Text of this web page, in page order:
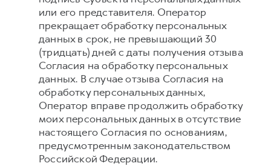
или его представителя. Оператор
прекращает обработку персональных
данных в срок, не превышающий 30
(тридцать) дней с даты получения отзыва
Согласия на обработку персональных
данных. В случае отзыва Согласия на
обработку персональных данных,
Оператор вправе продолжить обработку
моих персональных данных в отсутствие
настоящего Согласия по основаниям,
предусмотренным законодательством
Российской Федерации.